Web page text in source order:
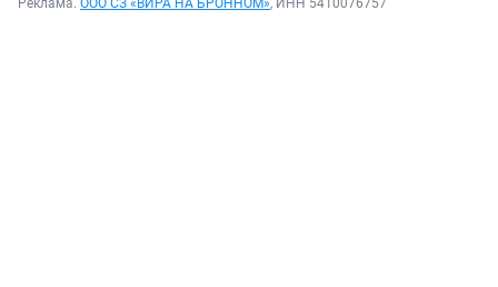
Реклама. ООО СЗ «ВИРА НА БРОННОМ», ИНН 5410076757